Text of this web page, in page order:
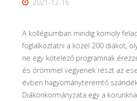
2021-12-16
A kollégiumban mindig komoly
foglalkoztatni a közel 200 diákot,
ne egy kötelező programnak
és örömmel vegyenek részt az
évben hagyományteremtő
Diákönkormányzata egy a